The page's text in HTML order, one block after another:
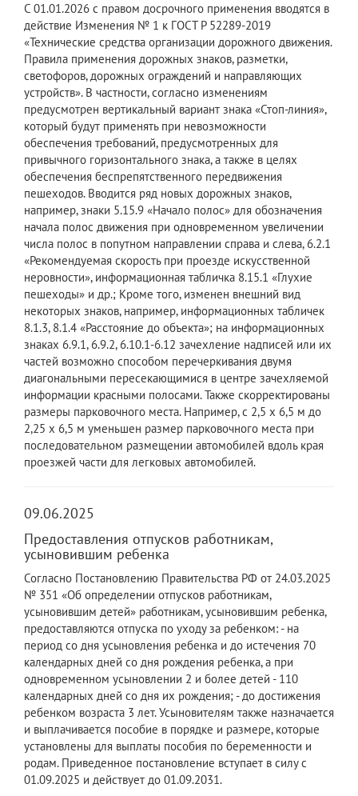
С 01.01.2026 с правом досрочного применения вводятся в
действие Изменения № 1 к ГОСТ Р 52289-2019
«Технические средства организации дорожного движения.
Правила применения дорожных знаков, разметки,
светофоров, дорожных ограждений и направляющих
устройств». В частности, согласно изменениям
предусмотрен вертикальный вариант знака «Стоп-линия»,
который будут применять при невозможности
обеспечения требований, предусмотренных для
привычного горизонтального знака, а также в целях
обеспечения беспрепятственного передвижения
пешеходов. Вводится ряд новых дорожных знаков,
например, знаки 5.15.9 «Начало полос» для обозначения
начала полос движения при одновременном увеличении
числа полос в попутном направлении справа и слева, 6.2.1
«Рекомендуемая скорость при проезде искусственной
неровности», информационная табличка 8.15.1 «Глухие
пешеходы» и др.; Кроме того, изменен внешний вид
некоторых знаков, например, информационных табличек
8.1.3, 8.1.4 «Расстояние до объекта»; на информационных
знаках 6.9.1, 6.9.2, 6.10.1-6.12 зачехление надписей или их
частей возможно способом перечеркивания двумя
диагональными пересекающимися в центре зачехляемой
информации красными полосами. Также скорректированы
размеры парковочного места. Например, с 2,5 х 6,5 м до
2,25 х 6,5 м уменьшен размер парковочного места при
последовательном размещении автомобилей вдоль края
проезжей части для легковых автомобилей.
09.06.2025
Предоставления отпусков работникам,
усыновившим ребенка
Согласно Постановлению Правительства РФ от 24.03.2025
№ 351 «Об определении отпусков работникам,
усыновившим детей» работникам, усыновившим ребенка,
предоставляются отпуска по уходу за ребенком: - на
период со дня усыновления ребенка и до истечения 70
календарных дней со дня рождения ребенка, а при
одновременном усыновлении 2 и более детей - 110
календарных дней со дня их рождения; - до достижения
ребенком возраста 3 лет. Усыновителям также назначается
и выплачивается пособие в порядке и размере, которые
установлены для выплаты пособия по беременности и
родам. Приведенное постановление вступает в силу с
01.09.2025 и действует до 01.09.2031.